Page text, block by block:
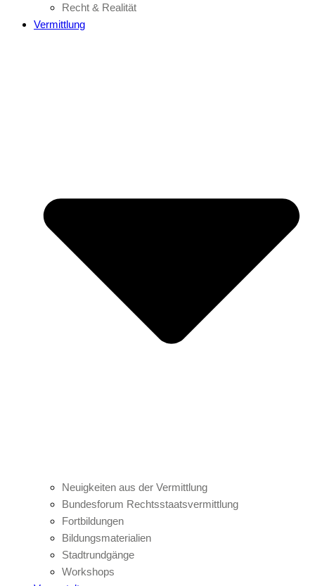
Recht & Realität
Vermittlung
Neuigkeiten aus der Vermittlung
Bundesforum Rechtsstaatsvermittlung
Fortbildungen
Bildungsmaterialien
Stadtrundgänge
Workshops